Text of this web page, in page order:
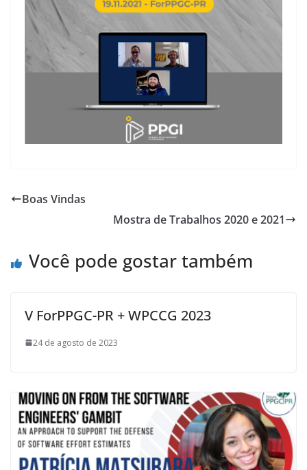
Boas Vindas
Mostra de Trabalhos 2020 e 2021
Você pode gostar também
V ForPPGC-PR + WPCCG 2023
24 de agosto de 2023